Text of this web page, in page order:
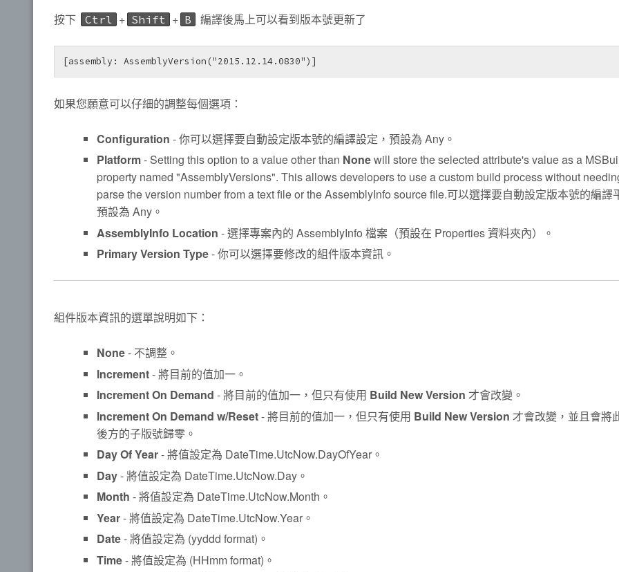
按下 Ctrl + Shift + B 編譯後馬上可以看到版本號更新了
[assembly: AssemblyVersion("2015.12.14.0830")]
如果您願意可以仔細的調整每個選項：
Configuration - 你可以選擇要自動設定版本號的編譯設定，預設為 Any。
Platform- Setting this option to a value other than Nonewill store the selected attribute's value as a
property named "AssemblyVersions". This allows developers to use a custom build process without
parse the version number from a text file or the AssemblyInfo source file.可以選擇要自動設定版本號的編譯
預設為 Any。
AssemblyInfo Location - 選擇專案內的 AssemblyInfo 檔案（預設在 Properties 資料夾內）。
Primary Version Type- 你可以選擇要修改的組件版本資訊。
組件版本資訊的選單說明如下：
None- 不調整。
Increment- 將目前的值加一。
Increment On Demand - 將目前的值加一，但只有使用 Build New Version 才會改變。
Increment On Demand w/Reset- 將目前的值加一，但只有使用 Build New Version 才會改變，並且會將
後方的子版號歸零。
Day Of Year- 將值設定為 DateTime.UtcNow.DayOfYear。
Day- 將值設定為 DateTime.UtcNow.Day。
Month - 將值設定為 DateTime.UtcNow.Month。
Year- 將值設定為 DateTime.UtcNow.Year。
Date- 將值設定為 (yyddd format)。
Time- 將值設定為 (HHmm format)。